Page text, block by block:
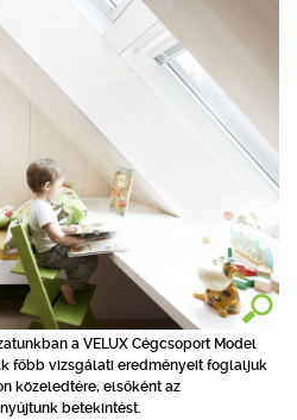
a VELUX Cégcsoport Model
főbb vizsgálati eredményeit foglaljuk
közeledtére, elsőként az
betekintést.